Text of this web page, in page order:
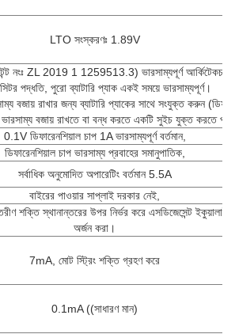
LTO সংস্করণঃ 1.89V
নংঃ ZL 2019 1 1259513.3) ভারসাম্যপূর্ণ আর্কিটেকচার
পদ্ধতি, পুরো ব্যাটারি প্যাক একই সময়ে ভারসাম্যপূর্ণ।
বজায় রাখার জন্য ব্যাটারি প্যাকের সাথে সংযুক্ত করুন
ভারসাম্য বজায় রাখতে বা বন্ধ করতে একটি সুইচ যুক্ত করতে
0.1V ডিফারেনশিয়াল চাপ 1A ভারসাম্যপূর্ণ বর্তমান,
ডিফারেনশিয়াল চাপ ভারসাম্য প্রবাহের সমানুপাতিক,
সর্বাধিক অনুমোদিত অপারেটিং বর্তমান 5.5A
বাইরের পাওয়ার সাপ্লাই দরকার নেই,
শক্তি স্থানান্তরের উপর নির্ভর করে এসডিজেসেন্ট
অর্জন করা।
7mA, মোট স্ট্রিং শক্তি গ্রহণ করে
0.1mA ((সাধারণ মান)